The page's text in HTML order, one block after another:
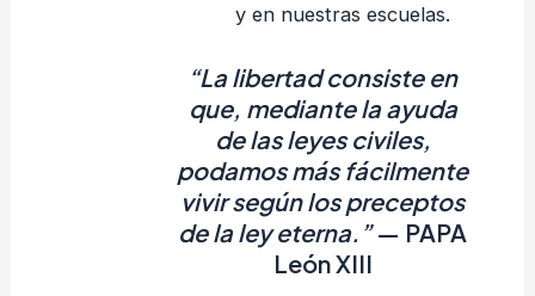
y en nuestras escuelas.
“La libertad consiste en
que, mediante la ayuda
de las leyes civiles,
podamos más fácilmente
vivir según los preceptos
de la ley eterna.”— PAPA
León XIII